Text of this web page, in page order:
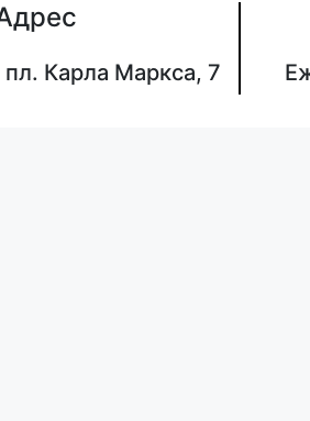
Карла Маркса, 7